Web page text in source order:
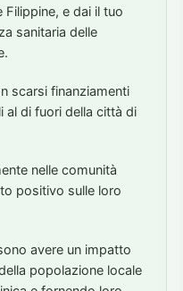
Filippine, e dai il tuo
sanitaria delle
scarsi finanziamenti
al di fuori della città di
nelle comunità
positivo sulle loro
avere un impatto
popolazione locale